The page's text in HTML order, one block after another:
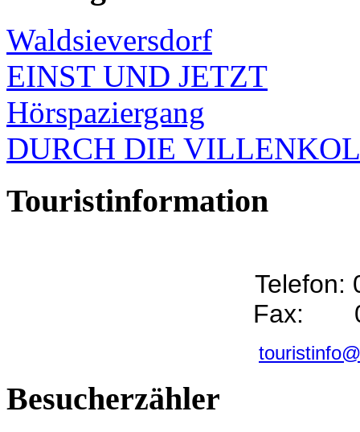
Waldsieversdorf
EINST UND JETZT
Hörspaziergang
DURCH DIE
Touristinformation
Telefon:
Fax:
Besucherzähler